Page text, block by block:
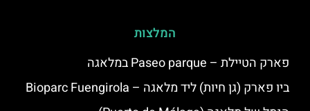
המלצות
פארק הטיילת – Paseo parque במלאגה
ביו פארק (גן חיות) ליד מלאגה – Bioparc Fuengirola